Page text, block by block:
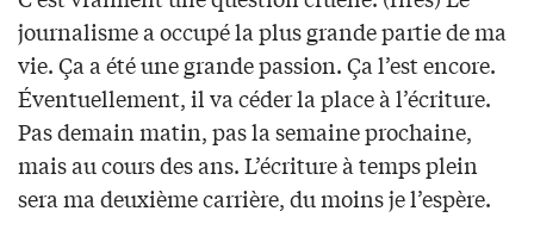
journalisme a occupé la plus grande partie de ma
vie. Ça a été une grande passion. Ça l’est encore.
Éventuellement, il va céder la place à l’écriture.
Pas demain matin, pas la semaine prochaine,
mais au cours des ans. L’écriture à temps plein
sera ma deuxième carrière, du moins je l’espère.